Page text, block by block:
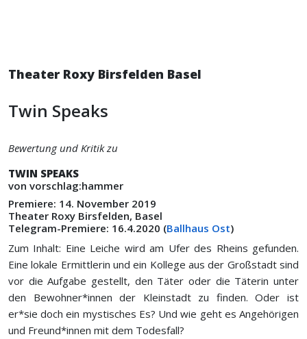
Theater Roxy Birsfelden Basel
Twin Speaks
Bewertung und Kritik zu
TWIN SPEAKS
von vorschlag:hammer
Premiere: 14. November 2019
Theater Roxy Birsfelden, Basel
Telegram-Premiere: 16.4.2020 (Ballhaus Ost)
Zum Inhalt: Eine Leiche wird am Ufer des Rheins gefunden.
Eine lokale Ermittlerin und ein Kollege aus der Großstadt sind
vor die Aufgabe gestellt, den Täter oder die Täterin unter
den Bewohner*innen der Kleinstadt zu finden. Oder ist
er*sie doch ein mystisches Es? Und wie geht es Angehörigen
und Freund*innen mit dem Todesfall?